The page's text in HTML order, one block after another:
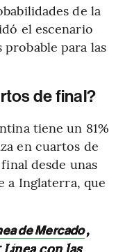
de la
el escenario
para las
de final?
tiene un 81%
en cuartos de
desde unas
a Inglaterra, que
de Mercado,
con las